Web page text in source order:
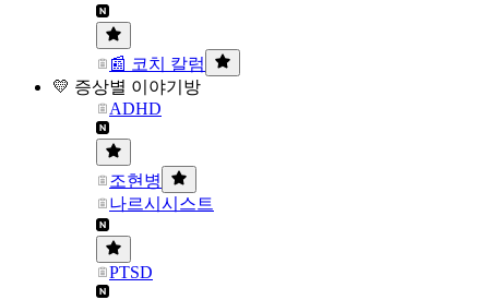
📰 코치 칼럼
💛 증상별 이야기방
ADHD
조현병
나르시시스트
PTSD